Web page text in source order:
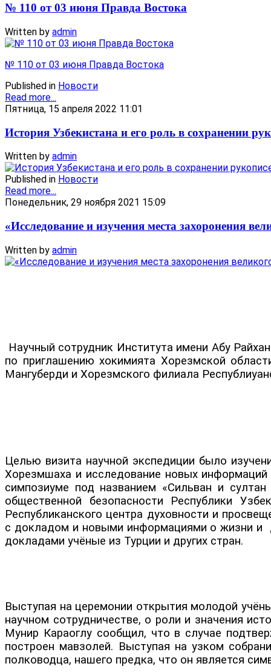
№ 110 от 03 июня Правда Востока
Written by admin
№ 110 от 03 июня Правда Востока
Published in Новости
Read more...
Пятница, 15 апреля 2022 11:01
История Узбекистана и его роль в сохранении
Written by admin
Published in Новости
Read more...
Понедельник, 29 ноября 2021 15:09
«Исследование и изучения места захоронения
Written by admin
Научный сотрудник Института имени Абу
по приглашению хокимията Хорезмской
Мангуберди и Хорезмского филиала
Целью визита научной экспедиции было
Хорезмшаха и исследование новых
симпозиуме под названием «Сильван и
общественной безопасности Республики
Республиканского центра духовности и
с докладом и новыми информациями о жизни и
докладами учёные из Турции и других стран.
Выступая на церемонии открытия молодой
научном сотрудничестве, о роли и значения
Мунир Караоглу сообщил, что в случае
построен мавзолей. Выступая на узком
полководца, нашего предка, что он является